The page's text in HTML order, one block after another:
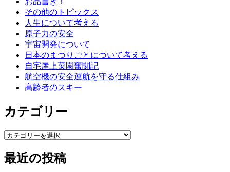
その他のトピックス
人生について考える
原子力の安全
宇宙開発について
日本のまつりごとについて考える
自宅屋上菜園奮闘記
航空機の安全運航を守る仕組み
高齢者のスキー
カテゴリー
カ
ゴ
リ
最近の投稿